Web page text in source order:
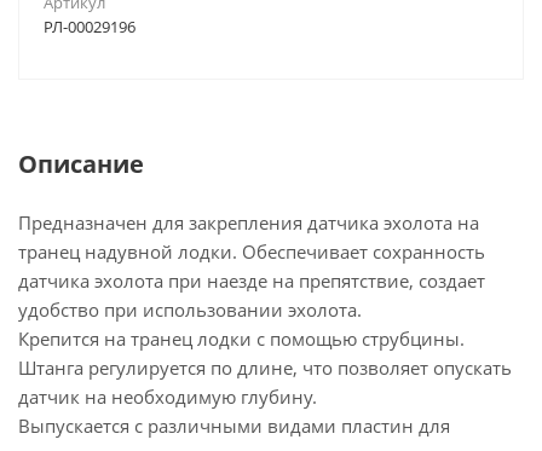
РЛ-00029196
Описание
Предназначен для закрепления датчика эхолота на
транец надувной лодки. Обеспечивает сохранность
датчика эхолота при наезде на препятствие, создает
удобство при использовании эхолота.
Крепится на транец лодки с помощью струбцины.
Штанга регулируется по длине, что позволяет опускать
датчик на необходимую глубину.
Выпускается с различными видами пластин для